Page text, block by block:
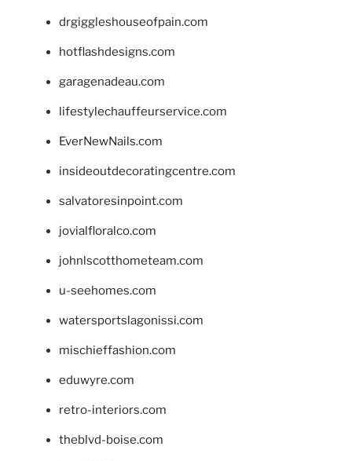
drgiggleshouseofpain.com
hotflashdesigns.com
garagenadeau.com
lifestylechauffeurservice.com
EverNewNails.com
insideoutdecoratingcentre.com
salvatoresinpoint.com
jovialfloralco.com
johnlscotthometeam.com
u-seehomes.com
watersportslagonissi.com
mischieffashion.com
eduwyre.com
retro-interiors.com
theblvd-boise.com